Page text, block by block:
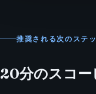
推奨される次のステ
20分のスコー